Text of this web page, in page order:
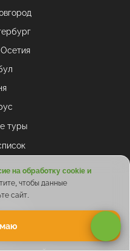
туры
на обработку cookie и
чтобы данные
сайт.